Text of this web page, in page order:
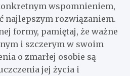
wspomnieniem,
najlepszym rozwiązaniem.
formy, pamiętaj, że ważne
i szczerym w swoim
o zmarłej osobie są
jej życia i